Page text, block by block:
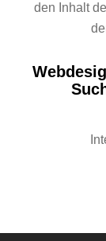
den Inhalt